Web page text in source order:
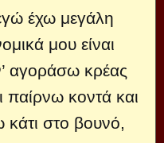
έχω μεγάλη
μου είναι
αγοράσω κρέας
παίρνω κοντά και
κάτι στο βουνό,